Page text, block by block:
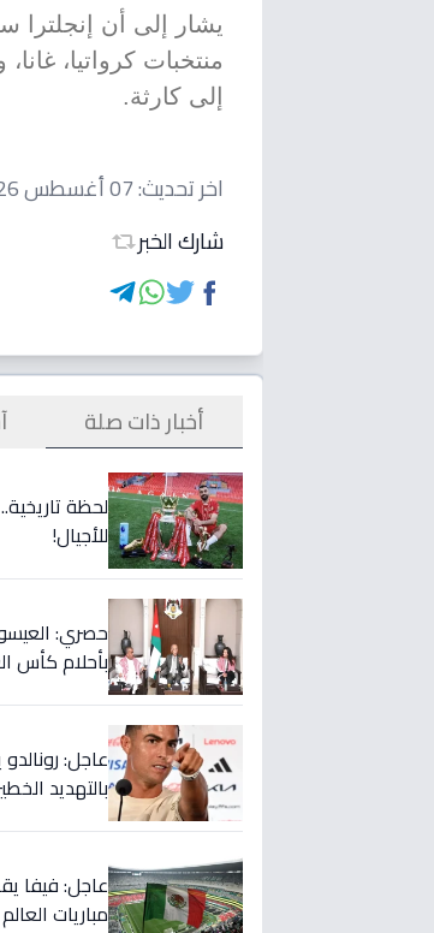
منتخبات كرواتيا،
إلى كارثة.
اخر تحديث:07 أغسطس 2026 الساعة 08:09 صباحاً
شارك الخبر
أخبار ذات صلة
لحظة
للأجيال!
حصري:
بأحلام كأس
بالتهديد
عاجل: فيفا
مباريات العالم